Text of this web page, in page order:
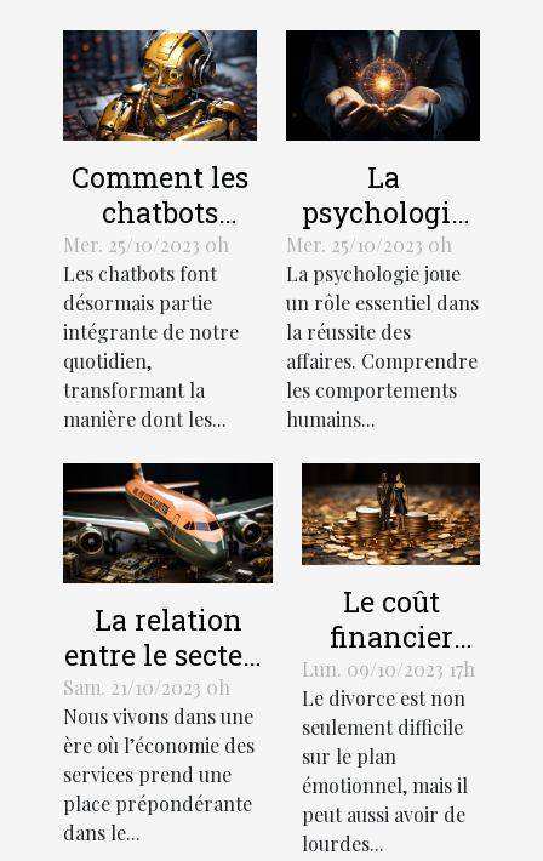
Comment les
chatbots
transforment-
ils
l'économie?
Mer. 25/10/2023 0h
Les chatbots font
désormais partie
intégrante de notre
quotidien,
transformant la
manière dont les...
La
psychologie
de l'efficacité
en affaires
Mer. 25/10/2023 0h
La psychologie joue
un rôle essentiel dans
la réussite des
affaires. Comprendre
les comportements
humains...
La relation
entre le secteur
des services et
le
développement
économique
Sam. 21/10/2023 0h
Nous vivons dans une
ère où l’économie des
services prend une
place prépondérante
dans le...
Le coût
financier
d'un divorce:
Comment
gérer votre
budget
Lun. 09/10/2023 17h
Le divorce est non
seulement difficile
sur le plan
émotionnel, mais il
peut aussi avoir de
lourdes...